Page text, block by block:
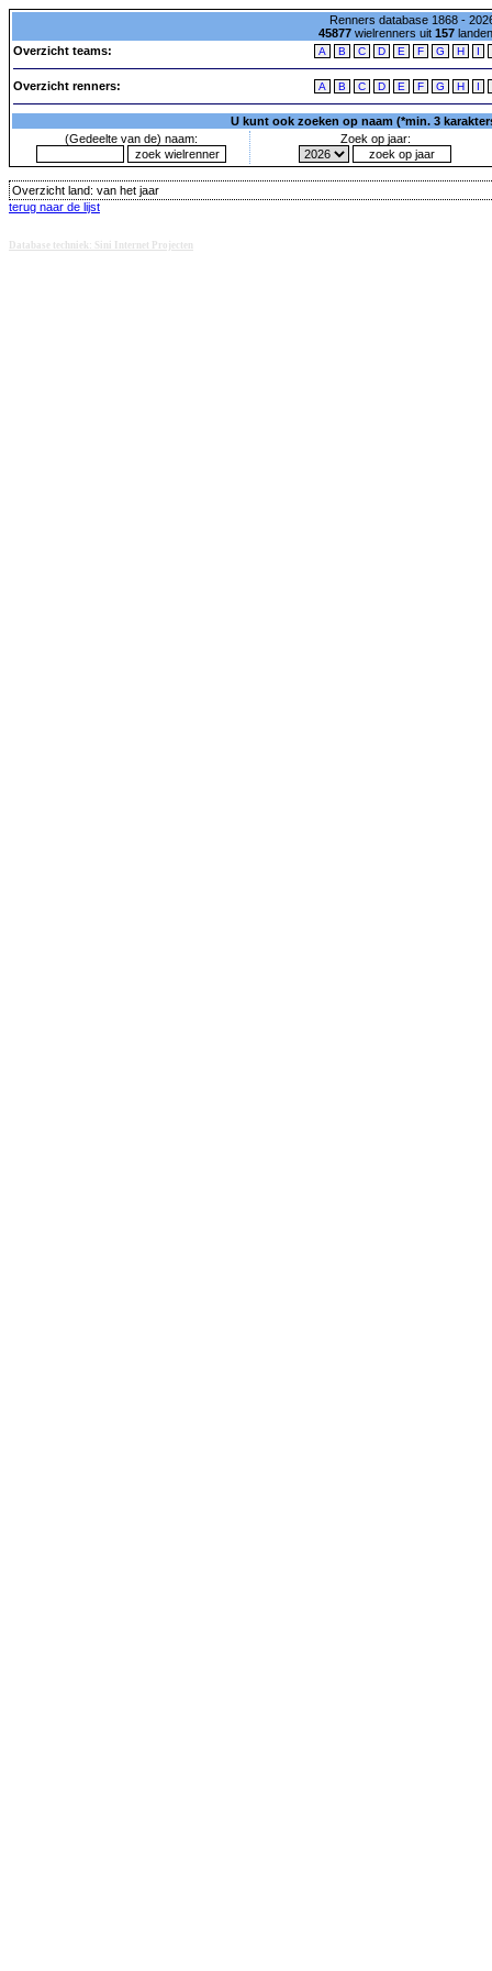
Renners database 1868 -
45877wielrenners uit 157
Overzicht teams:
A B C D E F G H I
Overzicht renners: A B C D E F G H I
U kunt ook zoeken op naam (*min. 3
(Gedeelte van de) naam:
Zoek op jaar:
Overzicht land: van het jaar
terug naar de lijst
Database techniek: Sini Internet Projecten